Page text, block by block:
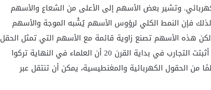
وتشير بعض الأسهم إلى الأعلى من الشعاع والأسهم
فإن النمط الكلي لرؤوس الأسهم يُشْبه الموجة والأسهم
هذه الأسهم تصنع زاوية قائمة مع الأسهم التي تمثل الحقل
الكهربائي. وهذا النمط يتحرك خلال الشعاع وهو الضوء. أثبتت التجارب في بداية القرن 20 أن العلماء في النهاية تركوا
من الحقول الكهربائية والمغنطيسية، يمكن أن تنتقل عبر